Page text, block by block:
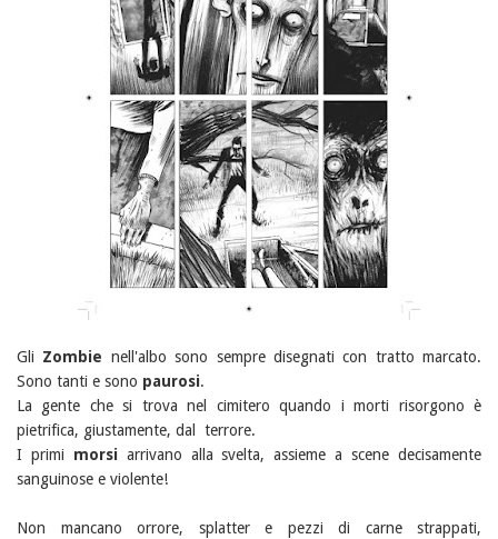
Gli Zombie nell'albo sono sempre disegnati con tratto marcato.
Sono tanti e sono paurosi.
La gente che si trova nel cimitero quando i morti risorgono è
pietrifica, giustamente, dal terrore.
I primi morsiarrivano alla svelta, assieme a scene decisamente
sanguinose e violente!
Non mancano orrore, splatter e pezzi di carne strappati,